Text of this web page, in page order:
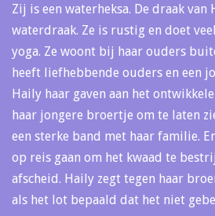
Zij is een waterheksa. De draak van
waterdraak. Ze is rustig en doet
yoga. Ze woont bij haar ouders
heeft liefhebbende ouders en een
Haily haar gaven aan het
haar jongere broertje om te laten
een sterke band met haar familie.
op reis gaan om het kwaad te
afscheid. Haily zegt tegen haar
als het lot bepaald dat het niet